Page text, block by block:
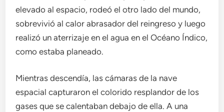
elevado al espacio, rodeó el otro lado del mundo,
sobrevivió al calor abrasador del reingreso y luego
realizó un aterrizaje en el agua en el Océano Índico,
como estaba planeado.
Mientras descendía, las cámaras de la nave
espacial capturaron el colorido resplandor de los
gases que se calentaban debajo de ella. A una